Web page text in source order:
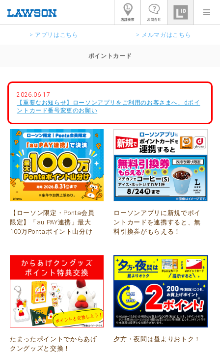
> アプリはこちら > メルマガはこちら
ポイントカード
2026.06.17
【重要なお知らせ】ローソンアプリをご利用のお客さまへ、dポイ
ントカード番号変更のお願い
【ローソン限定・Ponta会員
限定】「au PAY連携」最大
100万Pontaポイント山分け
ローソンアプリに新規でポイ
ントカードを連携すると、無
料引換券がもらえる！
たまったポイントでからあげ
クングッズと交換！
夕方・夜間は昼よりおトク！